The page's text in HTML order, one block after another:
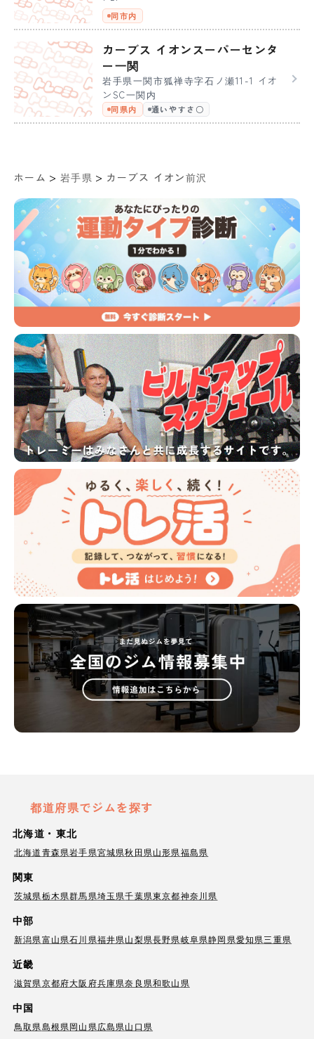
同市内
カーブス イオンスーパーセンタ
ー一関
岩手県一関市狐禅寺字石ノ瀬11-1 イオ
ンSC一関内
同県内 通いやすさ〇
ホーム > 岩手県 > カーブス イオン前沢
都道府県でジムを探す
北海道・東北
北海道青森県岩手県宮城県秋田県山形県福島県
関東
茨城県栃木県群馬県埼玉県千葉県東京都神奈川県
中部
新潟県富山県石川県福井県山梨県長野県岐阜県静岡県愛知県三重県
近畿
滋賀県京都府大阪府兵庫県奈良県和歌山県
中国
鳥取県島根県岡山県広島県山口県